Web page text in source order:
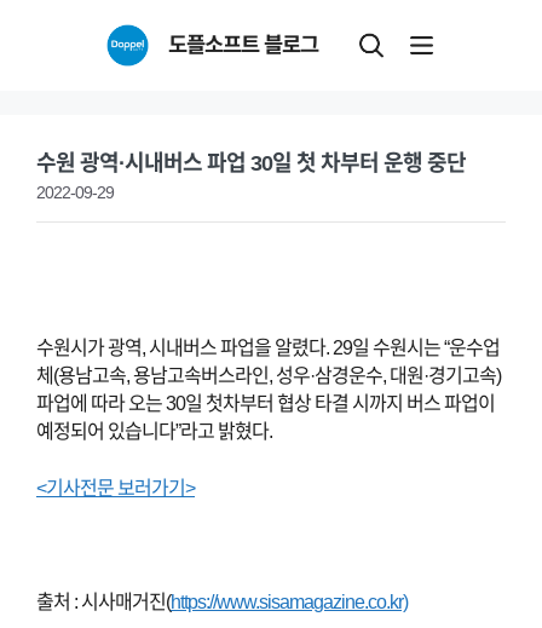
도플소프트 블로그
수원 광역·시내버스 파업 30일 첫 차부터 운행 중단
2022-09-29
수원시가 광역, 시내버스 파업을 알렸다. 29일 수원시는 “운수업
체(용남고속, 용남고속버스라인, 성우·삼경운수, 대원·경기고속)
파업에 따라 오는 30일 첫차부터 협상 타결 시까지 버스 파업이
예정되어 있습니다”라고 밝혔다.
<기사전문 보러가기>
출처 : 시사매거진(https://www.sisamagazine.co.kr)